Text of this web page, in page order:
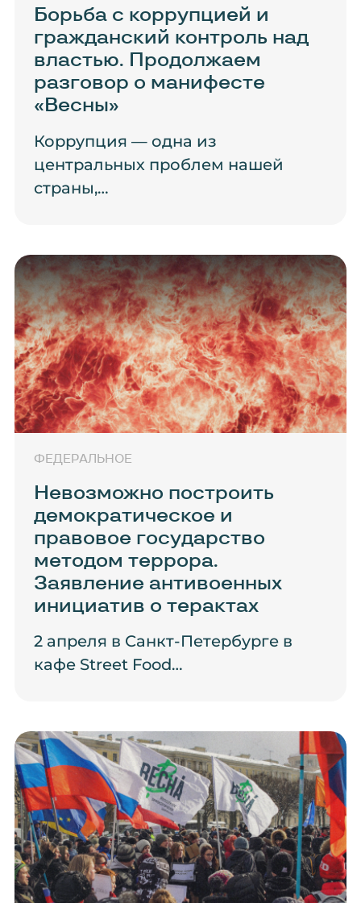
Борьба с коррупцией и
гражданский контроль над
властью. Продолжаем
разговор о манифесте
«Весны»
Коррупция — одна из
центральных проблем нашей
страны,…
ФЕДЕРАЛЬНОЕ
Невозможно построить
демократическое и
правовое государство
методом террора.
Заявление антивоенных
инициатив о терактах
2 апреля в Санкт-Петербурге в
кафе Street Food…